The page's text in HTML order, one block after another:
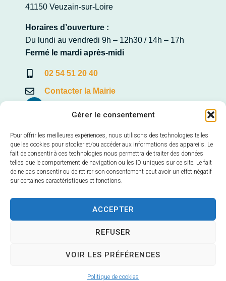
Gérer le consentement
Pour offrir les meilleures expériences, nous utilisons des technologies telles
que les cookies pour stocker et/ou accéder aux informations des appareils. Le
fait de consentir à ces technologies nous permettra de traiter des données
telles que le comportement de navigation ou les ID uniques sur ce site. Le fait
de ne pas consentir ou de retirer son consentement peut avoir un effet négatif
sur certaines caractéristiques et fonctions.
ACCEPTER
REFUSER
VOIR LES PRÉFÉRENCES
Politique de cookies
41150 Veuzain-sur-Loire
Horaires d’ouverture :
Du lundi au vendredi 9h – 12h30 / 14h – 17h
Fermé le mardi après-midi
02 54 51 20 40
Contacter la Mairie
Mairie annexe de Veuves
22, Avenue de la Loire – Veuves
41150 Veuzain-sur-Loire
mardi et vendredi 9h – 12h30
02 54 70 24 40